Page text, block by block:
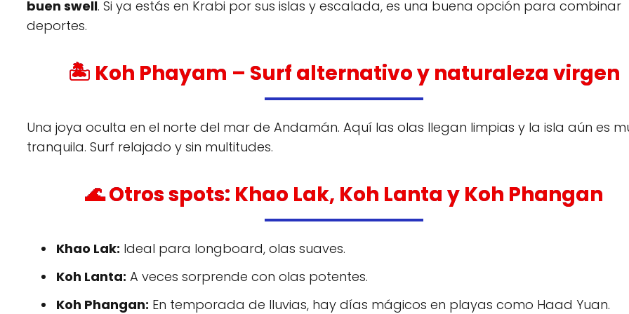
buen swell. Si ya estás en Krabi por sus islas y escalada, es una buena opción para combinar
deportes.
🏝️ Koh Phayam – Surf alternativo y naturaleza virgen
Una joya oculta en el norte del mar de Andamán. Aquí las olas llegan limpias y la isla aún es
tranquila. Surf relajado y sin multitudes.
🌊 Otros spots: Khao Lak, Koh Lanta y Koh Phangan
Khao Lak: Ideal para longboard, olas suaves.
Koh Lanta: A veces sorprende con olas potentes.
Koh Phangan: En temporada de lluvias, hay días mágicos en playas como Haad Yuan.